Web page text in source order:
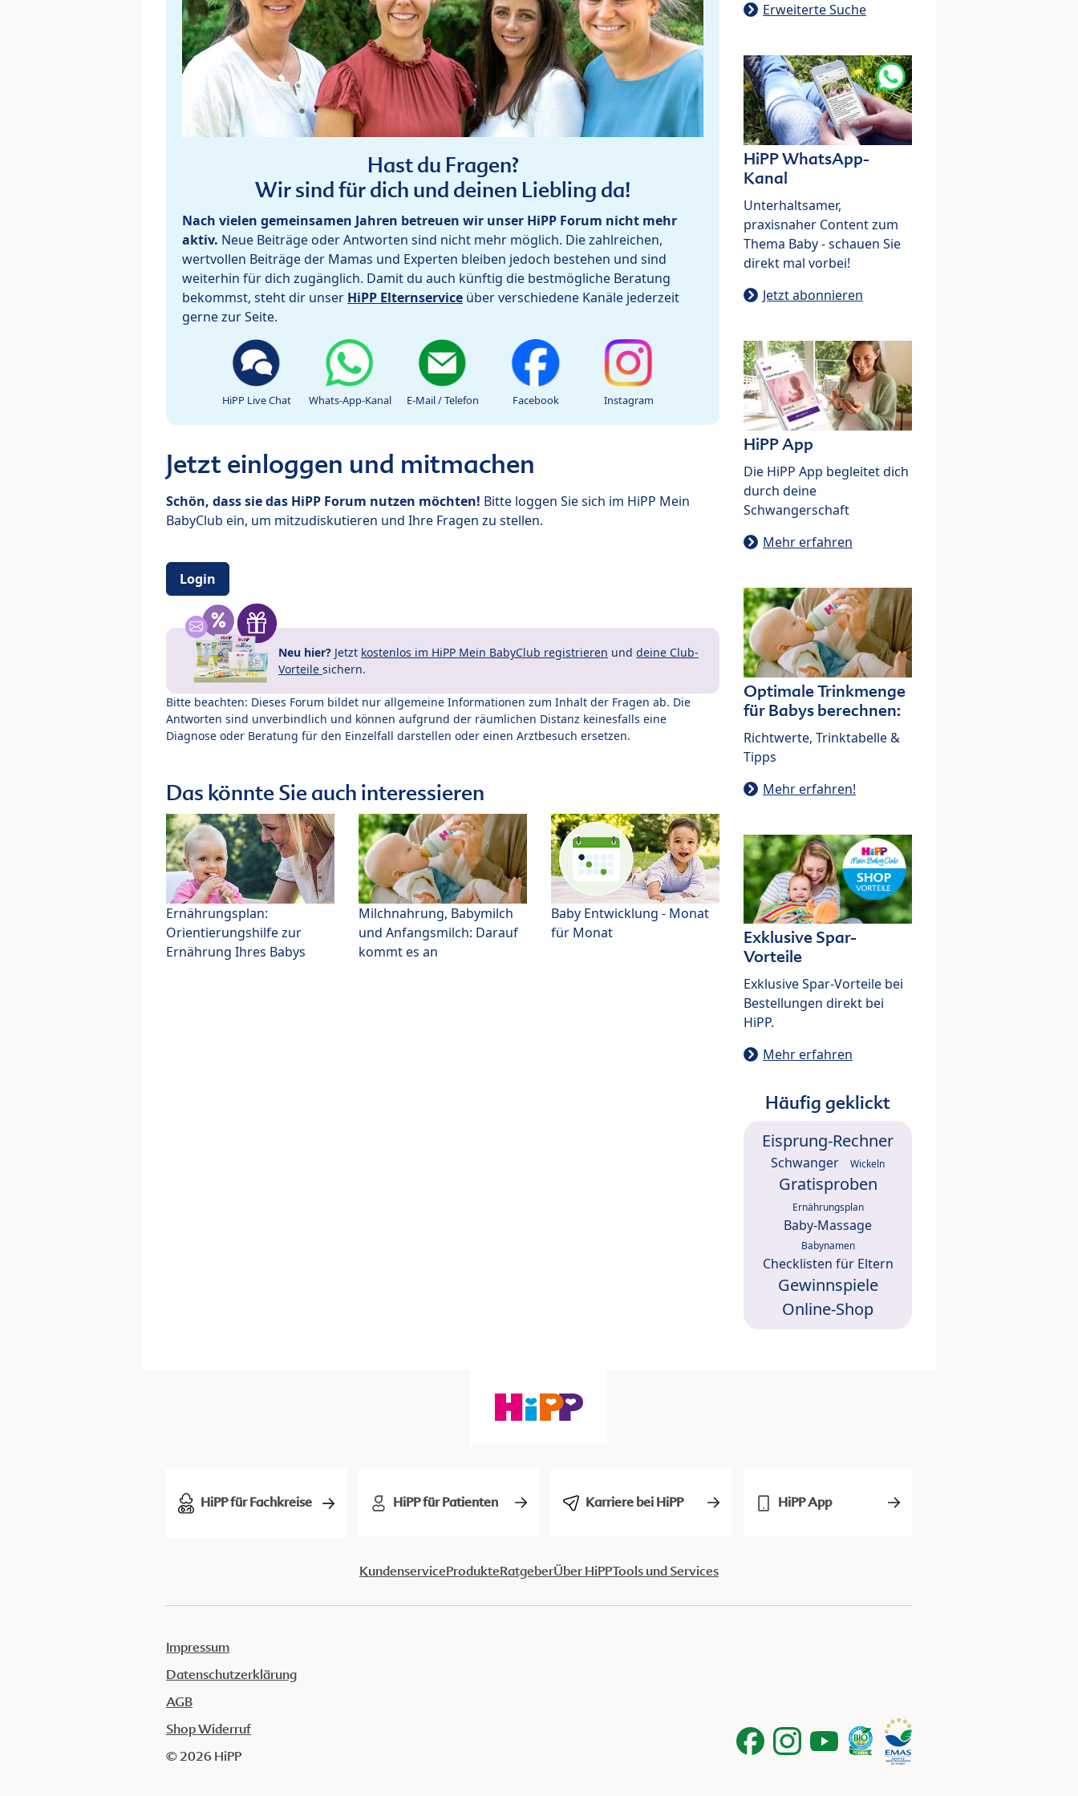
Hast du Fragen?
Wir sind für dich und deinen Liebling da!
Nach vielen gemeinsamen Jahren betreuen wir unser HiPP Forum nicht mehr
aktiv. Neue Beiträge oder Antworten sind nicht mehr möglich. Die zahlreichen,
wertvollen Beiträge der Mamas und Experten bleiben jedoch bestehen und sind
weiterhin für dich zugänglich. Damit du auch künftig die bestmögliche Beratung
bekommst, steht dir unser HiPP Elternservice über verschiedene Kanäle jederzeit
gerne zur Seite.
HiPP Live Chat Whats-App-Kanal E-Mail / Telefon Facebook Instagram
Jetzt einloggen und mitmachen
Schön, dass sie das HiPP Forum nutzen möchten! Bitte loggen Sie sich im HiPP Mein
BabyClub ein, um mitzudiskutieren und Ihre Fragen zu stellen.
Login
Neu hier? Jetzt kostenlos im HiPP Mein BabyClub registrieren und deine Club-
Vorteile sichern.
Bitte beachten: Dieses Forum bildet nur allgemeine Informationen zum Inhalt der Fragen ab. Die
Antworten sind unverbindlich und können aufgrund der räumlichen Distanz keinesfalls eine
Diagnose oder Beratung für den Einzelfall darstellen oder einen Arztbesuch ersetzen.
Das könnte Sie auch interessieren
Ernährungsplan:
Orientierungshilfe zur
Ernährung Ihres Babys
Milchnahrung, Babymilch
und Anfangsmilch: Darauf
kommt es an
Baby Entwicklung - Monat
für Monat
Erweiterte Suche
HiPP WhatsApp-
Kanal
Unterhaltsamer,
praxisnaher Content zum
Thema Baby - schauen Sie
direkt mal vorbei!
Jetzt abonnieren
HiPP App
Die HiPP App begleitet dich
durch deine
Schwangerschaft
Mehr erfahren
Optimale Trinkmenge
für Babys berechnen:
Richtwerte, Trinktabelle &
Tipps
Mehr erfahren!
Exklusive Spar-
Vorteile
Exklusive Spar-Vorteile bei
Bestellungen direkt bei
HiPP.
Mehr erfahren
Häufig geklickt
Eisprung-Rechner
Schwanger Wickeln
Gratisproben
Ernährungsplan
Baby-Massage
Babynamen
Checklisten für Eltern
Gewinnspiele
Online-Shop
HiPP für Fachkreise HiPP für Patienten Karriere bei HiPP HiPP App
KundenserviceProdukteRatgeberÜber HiPPTools und Services
Impressum
Datenschutzerklärung
AGB
Shop Widerruf
© 2026 HiPP